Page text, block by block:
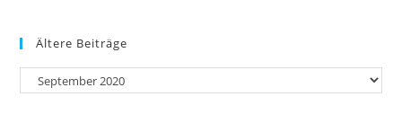
Ältere Beiträge